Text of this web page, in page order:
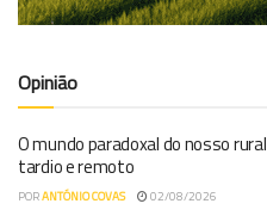
Opinião
O mundo paradoxal do nosso rural
tardio e remoto
PORANTÓNIO COVAS 02/08/2026